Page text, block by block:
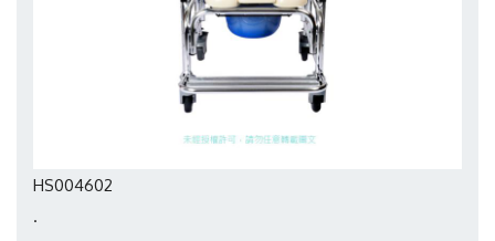
HS004602
.